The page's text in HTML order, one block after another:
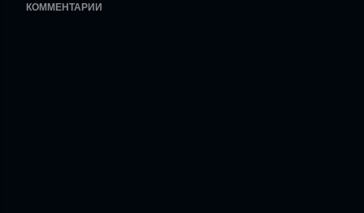
КОММЕНТАРИИ